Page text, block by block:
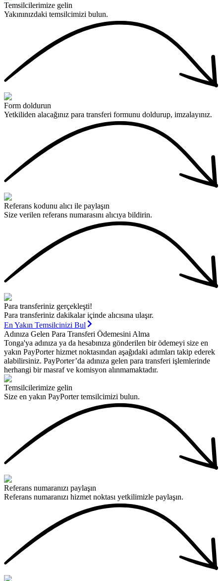
Temsilcilerimize gelin
Yakınınızdaki temsilcimizi bulun.
Form doldurun
Yetkiliden alacağınız para transferi formunu doldurup, imzalayınız.
Referans kodunu alıcı ile paylaşın
Size verilen referans numarasını alıcıya bildirin.
Para transferiniz gerçekleşti!
Para transferiniz dakikalar içinde alıcısına ulaşır.
En Yakın Temsilcinizi Bul
Adınıza Gelen Para Transferi Ödemesini Alma
Tonga'ya adınıza ya da hesabınıza gönderilen bir ödemeyi size en
yakın PayPorter hizmet noktasından aşağıdaki adımları takip ederek
alabilirsiniz. PayPorter’da adınıza gelen para transferi işlemlerinde
herhangi bir masraf ve komisyon alınmamaktadır.
Temsilcilerimize gelin
Size en yakın PayPorter temsilcimizi bulun.
Referans numaranızı paylaşın
Referans numaranızı hizmet noktası yetkilimizle paylaşın.